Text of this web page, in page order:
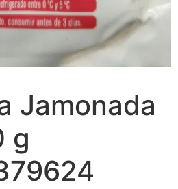
Jamonada
g